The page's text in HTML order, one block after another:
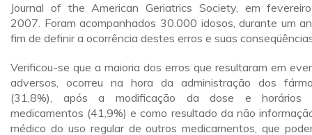
Journal of the American Geriatrics Society, em
2007. Foram acompanhados 30.000 idosos, durante um
fim de definir a ocorrência destes erros e suas
Verificou-se que a maioria dos erros que resultaram em
adversos, ocorreu na hora da administração dos
(31,8%), após a modificação da dose e horários
medicamentos (41,9%) e como resultado da não
médico do uso regular de outros medicamentos, que